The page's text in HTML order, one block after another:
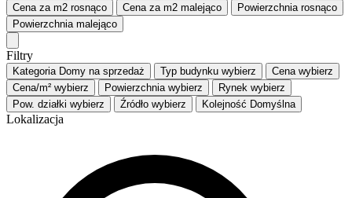
Cena za m2 rosnąco Cena za m2 malejąco Powierzchnia rosnąco
Powierzchnia malejąco
Filtry
Kategoria Domy na sprzedaż Typ budynku wybierz Cena wybierz
Cena/m² wybierz Powierzchnia wybierz Rynek wybierz
Pow. działki wybierz Źródło wybierz Kolejność Domyślna
Lokalizacja